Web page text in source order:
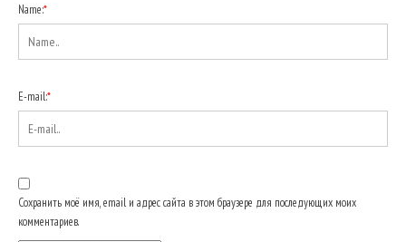
Name:*
E-mail:*
Сохранить моё имя, email и адрес сайта в этом браузере для последующих моих
комментариев.